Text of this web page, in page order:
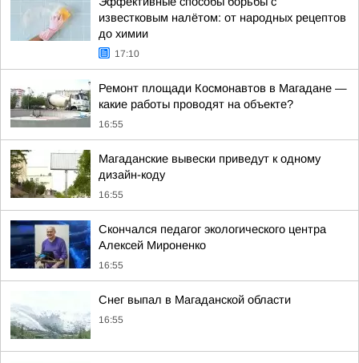
известковым налётом: от народных рецептов
до химии
17:10
Ремонт площади Космонавтов в Магадане —
какие работы проводят на объекте?
16:55
Магаданские вывески приведут к одному
дизайн-коду
16:55
Скончался педагог экологического центра
Алексей Мироненко
16:55
Снег выпал в Магаданской области
16:55